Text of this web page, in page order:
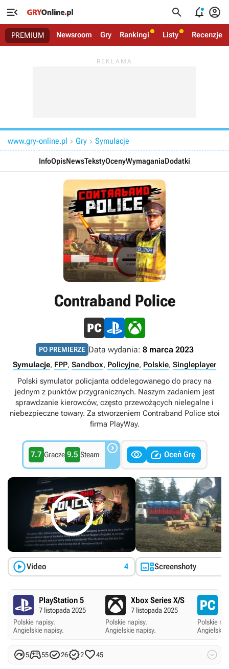
   
PREMIUM Newsroom Gry Rankingi Listy Recenzje
www.gry-online.pl  Gry  Symulacje
InfoOpisNewsTekstyOcenyWymaganiaDodatki
Contraband Police
PO PREMIERZE Data wydania: 8 marca 2023
Symulacje, FPP, Sandbox, Policyjne, Polskie, Singleplayer
Polski symulator policjanta oddelegowanego do pracy na
jednym z punktów przygranicznych. Naszym zadaniem jest
sprawdzanie kierowców, często przewożących nielegalne i
niebezpieczne towary. Za stworzeniem Contraband Police stoi
firma PlayWay.
7.7 Gracze 9.5 Steam    Oceń Grę

Video 4 Screenshoty
PlayStation 5
7 listopada 2025
Polskie napisy.
Angielskie napisy.
Xbox Series X/S
7 listopada 2025
Polskie napisy.
Angielskie napisy.
Polskie
Angielskie
55526245 